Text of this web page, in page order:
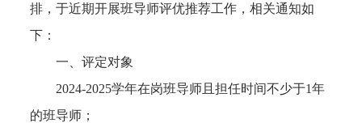
排，于近期开展班导师评优推荐工作，相关通知如
下：
一、评定对象
2024-2025学年在岗班导师且担任时间不少于1年
的班导师；